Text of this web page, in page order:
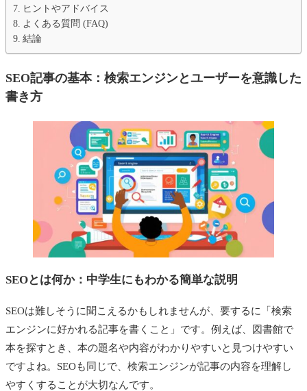
ヒントやアドバイス
よくある質問 (FAQ)
結論
SEO記事の基本：検索エンジンとユーザーを意識した
書き方
SEOとは何か：中学生にもわかる簡単な説明
SEOは難しそうに聞こえるかもしれませんが、要するに「検索
エンジンに好かれる記事を書くこと」です。例えば、図書館で
本を探すとき、本の題名や内容がわかりやすいと見つけやすい
ですよね。SEOも同じで、検索エンジンが記事の内容を理解し
やすくすることが大切なんです。